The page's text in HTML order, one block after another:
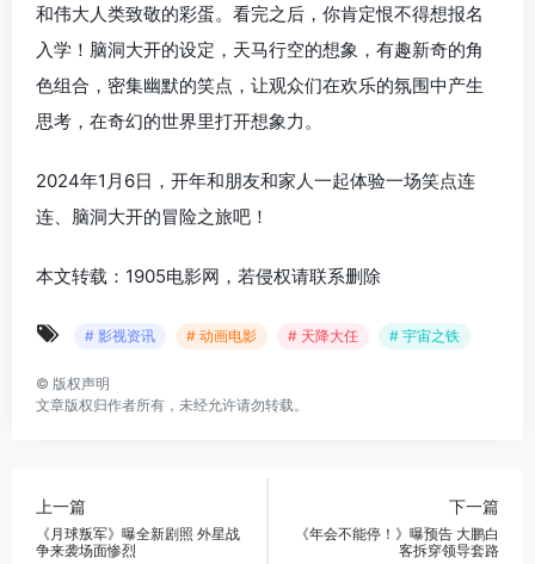
和伟大人类致敬的彩蛋。看完之后，你肯定恨不得想报名
入学！脑洞大开的设定，天马行空的想象，有趣新奇的角
色组合，密集幽默的笑点，让观众们在欢乐的氛围中产生
思考，在奇幻的世界里打开想象力。
2024年1月6日，开年和朋友和家人一起体验一场笑点连
连、脑洞大开的冒险之旅吧！
本文转载：1905电影网，若侵权请联系删除
# 影视资讯 # 动画电影 # 天降大任 # 宇宙之铁
© 版权声明
文章版权归作者所有，未经允许请勿转载。
上一篇
《月球叛军》曝全新剧照 外星战
争来袭场面惨烈
下一篇
《年会不能停！》曝预告 大鹏白
客拆穿领导套路